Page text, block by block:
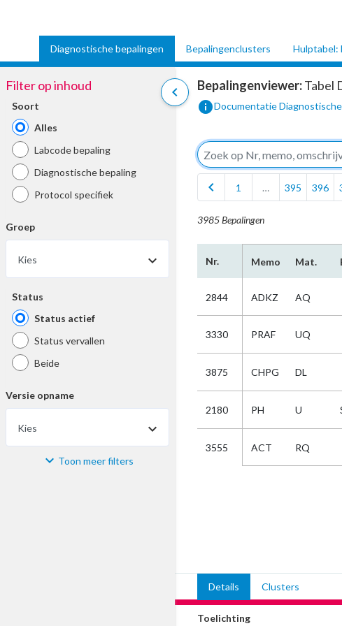
Diagnostische bepalingen Bepalingenclusters Hulptabel:
chevron_left
Filter op inhoud
Soort
Alles
Labcode bepaling
Diagnostische bepaling
Protocol specifiek
Groep
Kies
Status
Status actief
Status vervallen
Beide
Versie opname
Kies
Materiaal Toon meer filters
Bepalingenviewer:Tabel
infoDocumentatie
chevron_left
1 … 395 396
3985 Bepalingen
Nr. Memo Mat.
2844 ADKZ AQ
3330 PRAF UQ
3875 CHPG DL
2180 PH U
3555 ACT RQ
Details Clusters
Toelichting